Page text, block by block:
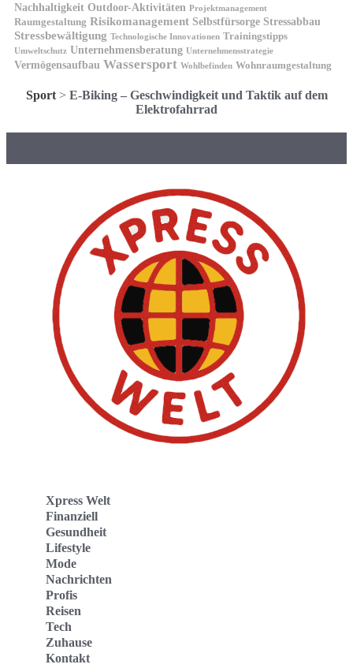
Nachhaltigkeit Outdoor-Aktivitäten Projektmanagement
Raumgestaltung Risikomanagement Selbstfürsorge Stressabbau
Stressbewältigung Technologische Innovationen Trainingstipps
Umweltschutz Unternehmensberatung Unternehmensstrategie
Vermögensaufbau Wassersport Wohlbefinden Wohnraumgestaltung
Sport> E-Biking – Geschwindigkeit und Taktik auf dem
Elektrofahrrad
Xpress Welt
Finanziell
Gesundheit
Lifestyle
Mode
Nachrichten
Profis
Reisen
Tech
Zuhause
Kontakt